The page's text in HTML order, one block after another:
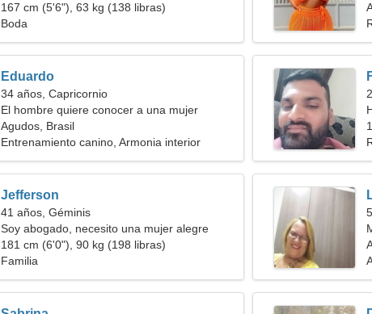
167 cm (5'6"), 63 kg (138 libras)
Boda
Eduardo
34 años, Capricornio
El hombre quiere conocer a una mujer
Agudos, Brasil
Entrenamiento canino, Armonia interior
Jefferson
41 años, Géminis
Soy abogado, necesito una mujer alegre
181 cm (6'0"), 90 kg (198 libras)
Familia